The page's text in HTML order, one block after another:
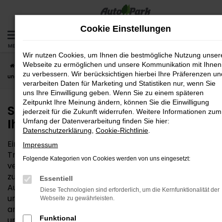
Zum
springen
MENÜ
Startseite Traunstein Seat
Seat Neuwagen – das passt zu Ihnen
und Traunstein
Seat Neuwagen – das passt zu
Ihnen und Traunstein
Ein Seat Neuwagen ist immer eine gute Wahl – ob für
Traunstein oder einen anderen Ort. Der Hersteller
versteht es seit Jahrzehnten, Qualität und Innovation
zu einem fairen Preis anzubieten. Wir von der
AutoPark GmbH sind von Seat Neuwagen überzeugt
und bieten entsprechend die gesamte Bandbreite
an verfügbaren Fahrzeugen. Wer aus Traunstein zu
Cookie Einstellungen
Wir nutzen Cookies, um Ihnen die bestmögliche Nutzung
Webseite zu ermöglichen und unsere Kommunikation mit Ihnen
zu verbessern. Wir berücksichtigen hierbei Ihre Präferenzen
verarbeiten Daten für Marketing und Statistiken nur, wenn Sie
uns Ihre Einwilligung geben. Wenn Sie zu einem späteren
Zeitpunkt Ihre Meinung ändern, können Sie die Einwilligung
jederzeit für die Zukunft widerrufen. Weitere Informationen zum
Umfang der Datenverarbeitung finden Sie hier:
Datenschutzerklärung Cookie-Richtlinie
Impressum
Folgende Kategorien von Cookies werden von uns eingesetzt:
Essentiell
Diese Technologien sind erforderlich, um die Kernfunktionalität der
Webseite zu gewährleisten.
Funktional